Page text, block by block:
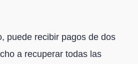
puede recibir pagos de dos
a recuperar todas las